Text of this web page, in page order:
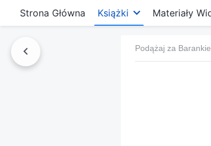
Strona Główna Książki Materiały
Podążaj za